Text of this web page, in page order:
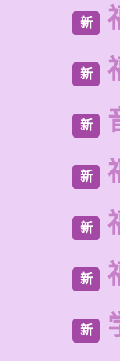
新
新
新
新
新
新
新